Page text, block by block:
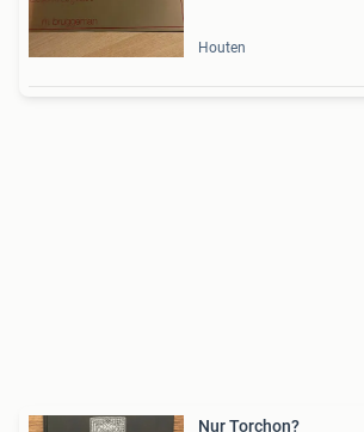
Houten
Nur Torchon?